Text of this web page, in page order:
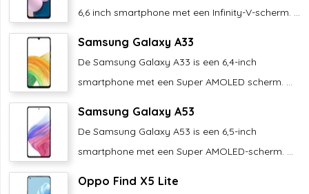
6,6 inch smartphone met een Infinity-V-scherm. ...
Samsung Galaxy A33
De Samsung Galaxy A33 is een 6,4-inch
smartphone met een Super AMOLED scherm. ...
Samsung Galaxy A53
De Samsung Galaxy A53 is een 6,5-inch
smartphone met een Super AMOLED-scherm. ...
Oppo Find X5 Lite